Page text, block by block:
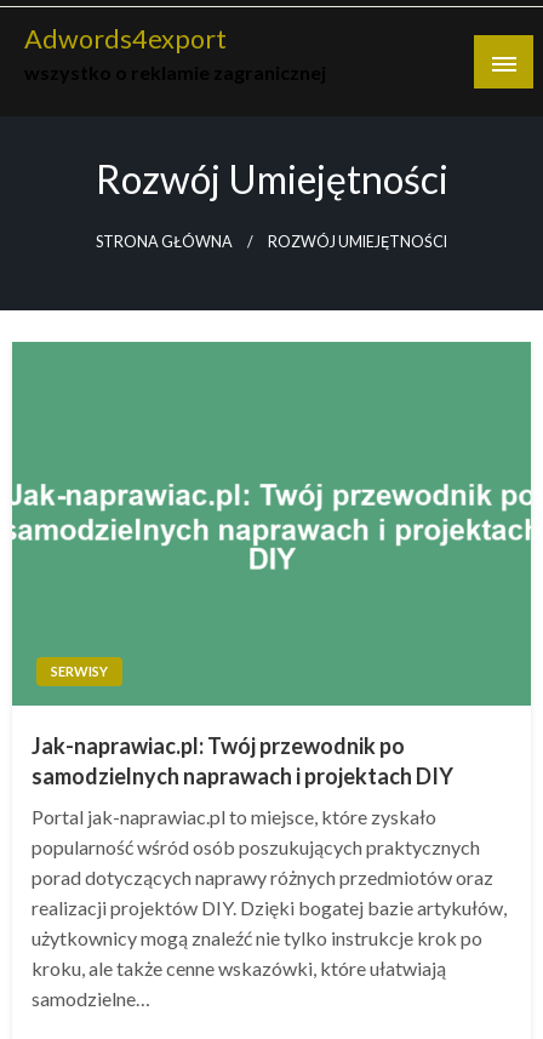
Skip
Adwords4export
Rozwój Umiejętności
STRONA GŁÓWNA ROZWÓJ UMIEJĘTNOŚCI
SERWISY
Jak-naprawiac.pl: Twój przewodnik po
samodzielnych naprawach i projektach DIY
Portal jak-naprawiac.pl to miejsce, które zyskało
popularność wśród osób poszukujących praktycznych
porad dotyczących naprawy różnych przedmiotów oraz
realizacji projektów DIY. Dzięki bogatej bazie artykułów,
użytkownicy mogą znaleźć nie tylko instrukcje krok po
kroku, ale także cenne wskazówki, które ułatwiają
samodzielne…